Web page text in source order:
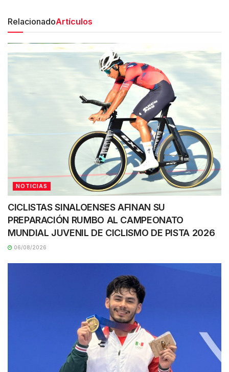
RelacionadoArtículos
NOTICIAS
CICLISTAS SINALOENSES AFINAN SU
PREPARACIÓN RUMBO AL CAMPEONATO
MUNDIAL JUVENIL DE CICLISMO DE PISTA 2026
06/08/2026